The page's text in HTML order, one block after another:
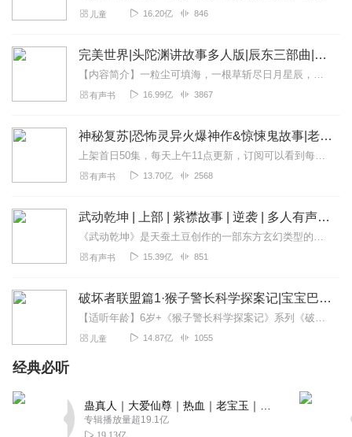
儿童 16.20亿 846
完美世界|头陀渊讲故事多人版|辰东三部曲|遮天后传|圣墟前传
【内容简介】一粒尘可填海，一根草斩尽日月星辰，弹指间天翻地覆。群雄并起，万族林立，诸圣争霸，乱天动地。问苍茫大地，谁主沉浮!一个少年从大荒中走出，一切从这里开始...
有声书 16.99亿 3867
神秘复苏|恐怖灵异火爆神作&惊悚鬼故事|老K演播
上架首日50集，每天上午11点更新，订阅可以看到每日更新哦！内容简介“我叫杨间，当你看到这句话的时候我已经死了......”一张诡异的人皮卷，一只窥视黑暗的眼睛...
有声书 13.70亿 2568
武动乾坤 | 上部 | 紫襟故事 | 逆袭 | 多人有声剧
《武动乾坤》是天蚕土豆创作的一部东方玄幻类型的网络小说，本书主要讲述了大炎王朝天都郡炎城青阳镇，一个落魄的林氏子弟林动在山洞间偶然捡到一块神秘的石符而走上的逆袭...
有声书 15.39亿 851
破坏者联盟篇1·猴子警长科学探案记|宝宝巴士故事
【适听年龄】6岁+《猴子警长科学探案记》系列《破坏者联盟篇1·猴子警长科学探案记》>>>《破坏者联盟篇2·猴子警长科学探案记》>>>《破坏者联盟篇3·猴子警长科...
儿童 14.87亿 1055
经典必听
专辑播放量超19.1亿